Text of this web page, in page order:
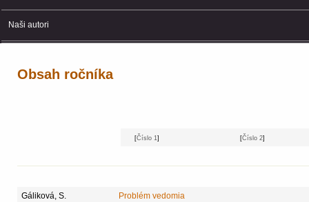
Naši autori
Obsah ročníka
[Číslo 1] [Číslo 2]
Gáliková, S.
Problém vedomia